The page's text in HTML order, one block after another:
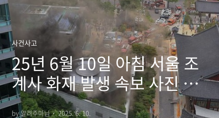
사건사고
25년 6월 10일 아침 서울 조
계사 화재 발생 속보 사진 동
영상 첨부
by 알려주마님 2025. 6. 10.